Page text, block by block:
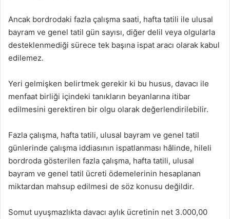
Ancak bordrodaki fazla çalışma saati, hafta tatili ile ulusal
bayram ve genel tatil gün sayısı, diğer delil veya olgularla
desteklenmediği sürece tek başına ispat aracı olarak kabul
edilemez.
Yeri gelmişken belirtmek gerekir ki bu husus, davacı ile
menfaat birliği içindeki tanıkların beyanlarına itibar
edilmesini gerektiren bir olgu olarak değerlendirilebilir.
Fazla çalışma, hafta tatili, ulusal bayram ve genel tatil
günlerinde çalışma iddiasının ispatlanması hâlinde, hileli
bordroda gösterilen fazla çalışma, hafta tatili, ulusal
bayram ve genel tatil ücreti ödemelerinin hesaplanan
miktardan mahsup edilmesi de söz konusu değildir.
Somut uyuşmazlıkta davacı aylık ücretinin net 3.000,00